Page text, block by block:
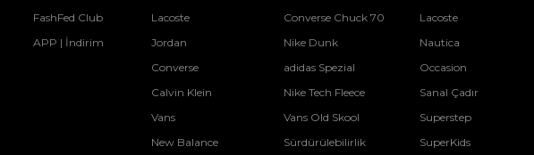
FashFed Club
APP | İndirim
Lacoste
Jordan
Converse
Calvin Klein
Vans
New Balance
Converse Chuck 70
Nike Dunk
adidas Spezial
Nike Tech Fleece
Vans Old Skool
Sürdürülebilirlik
Lacoste
Nautica
Occasion
Sanal Çadır
Superstep
SuperKids